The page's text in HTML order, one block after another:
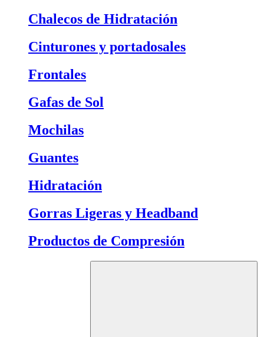
Chalecos de Hidratación
Cinturones y portadosales
Frontales
Gafas de Sol
Mochilas
Guantes
Hidratación
Gorras Ligeras y Headband
Productos de Compresión